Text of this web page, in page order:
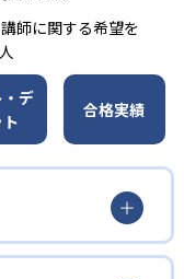
師に関する希望を
デ
合格実績
べる